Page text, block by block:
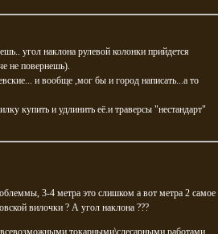
угол наклона рулевой колонки прийдется
не повернешь).
и вообще ,мог бы и город написать...а то
купить и удлинить её.и траверсы "нестандарт"
3-4 метра это слишком а вот метра 2 самое
вилочки ? А угол наклона ???
токарными\слесарными работами